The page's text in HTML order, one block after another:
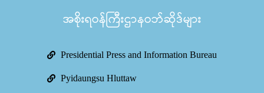
အစိုးရဝန်ကြီးဌာနဝဘ်ဆိုဒ်များ
Presidential Press and Information Bureau
Pyidaungsu Hluttaw